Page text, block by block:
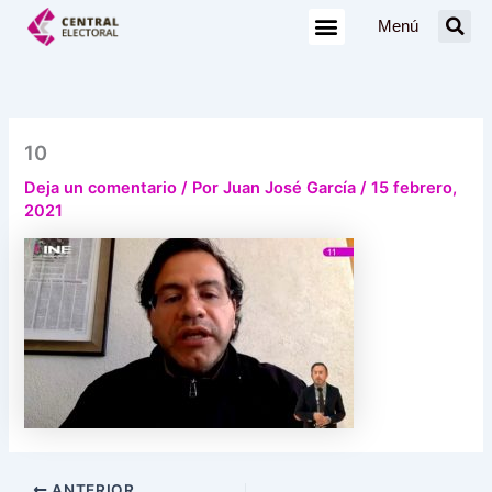
Menú
10
Deja un comentario / PorJuan José García/15 febrero,
2021